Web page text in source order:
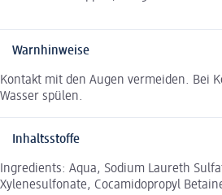
Warnhinweise
Kontakt mit den Augen vermeiden. Bei
Wasser spülen.
Inhaltsstoffe
Ingredients: Aqua, Sodium Laureth
Xylenesulfonate, Cocamidopropyl